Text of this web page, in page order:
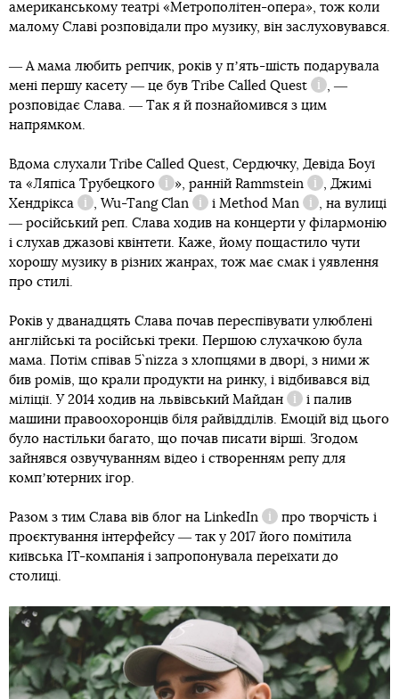
американському театрі «Метрополітен-опера», тож коли
малому Славі розповідали про музику, він заслуховувався.
― А мама любить репчик, років у пʼять-шість подарувала
мені першу касету ― це був Tribe Called Quest
Довідка
, ―
розповідає Слава. ― Так я й познайомився з цим
напрямком.
Вдома слухали Tribe Called Quest, Сердючку, Девіда Боуї
та «Ляпіса Трубецкого
Довідка
», ранній Rammstein
Довідка
, Джимі
Хендрікса
Довідка
, Wu-Tang Clan
Довідка
і Method Man
Довідка
, на вулиці
― російський реп. Слава ходив на концерти у філармонію
і слухав джазові квінтети. Каже, йому пощастило чути
хорошу музику в різних жанрах, тож має смак і уявлення
про стилі.
Років у дванадцять Слава почав переспівувати улюблені
англійські та російські треки. Першою слухачкою була
мама. Потім співав 5`nizza з хлопцями в дворі, з ними ж
бив ромів, що крали продукти на ринку, і відбивався від
міліції. У 2014 ходив на львівський Майдан
Довідка
і палив
машини правоохоронців біля райвідділів. Емоцій від цього
було настільки багато, що почав писати вірші. Згодом
зайнявся озвучуванням відео і створенням репу для
компʼютерних ігор.
Разом з тим Слава вів блог на LinkedIn
Довідка
про творчість і
проєктування інтерфейсу ― так у 2017 його помітила
київська IT-компанія і запропонувала переїхати до
столиці.